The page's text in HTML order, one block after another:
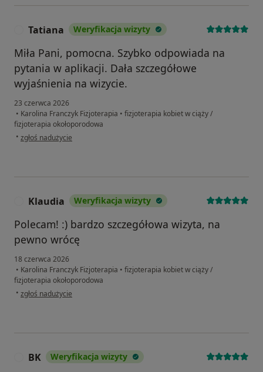
Tatiana Weryfikacja wizyty
Miła Pani, pomocna. Szybko odpowiada na
pytania w aplikacji. Dała szczegółowe
wyjaśnienia na wizycie.
23 czerwca 2026
• Karolina Franczyk Fizjoterapia • fizjoterapia kobiet w ciąży /
fizjoterapia okołoporodowa
• w opinii użytkownika Tatiana
zgłoś nadużycie
Klaudia Weryfikacja wizyty
Polecam! :) bardzo szczegółowa wizyta, na
pewno wrócę
18 czerwca 2026
• Karolina Franczyk Fizjoterapia • fizjoterapia kobiet w ciąży /
fizjoterapia okołoporodowa
• w opinii użytkownika Klaudia
zgłoś nadużycie
BK Weryfikacja wizyty